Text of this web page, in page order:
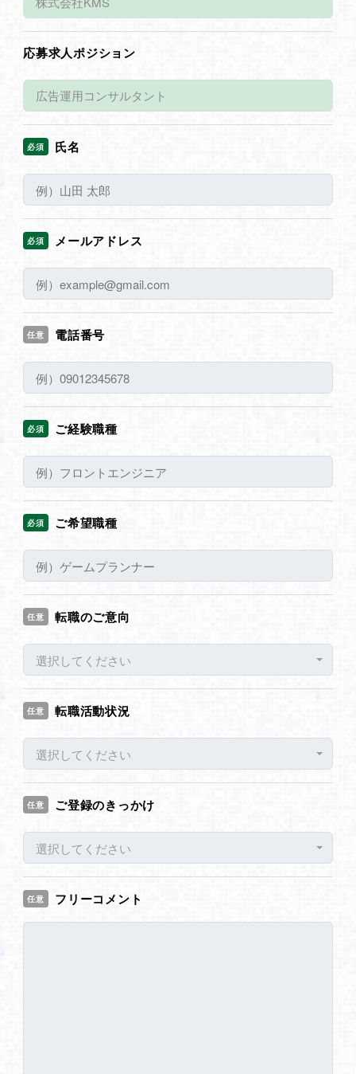
応募求人ポジション
必須 氏名
必須 メールアドレス
任意 電話番号
必須 ご経験職種
必須 ご希望職種
任意 転職のご意向
選択してください
任意 転職活動状況
選択してください
任意 ご登録のきっかけ
選択してください
任意 フリーコメント